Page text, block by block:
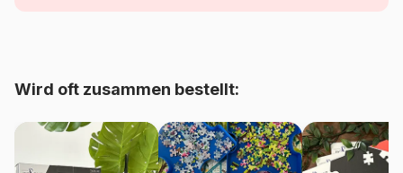
Artikelnummer Nathan-01613
EAN 4005555016137
Wird oft zusammen bestellt: